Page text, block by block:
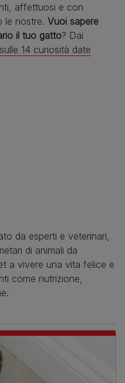
affettuosi e con
le nostre. Vuoi sapere
il tuo gatto? Dai
14 curiosità date
da esperti e veterinari,
di animali da
a vivere una vita felice e
come nutrizione,